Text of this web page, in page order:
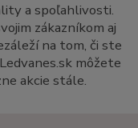
a spoľahlivosti.
zákazníkom aj
na tom, či ste
môžete
akcie stále.